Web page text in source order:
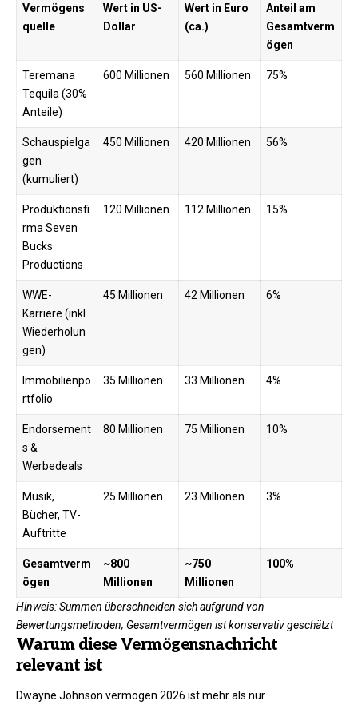
Vermögens
quelle
Wert in US-
Dollar
Wert in Euro
(ca.)
Anteil am
Gesamtverm
ögen
Teremana
Tequila (30%
Anteile)
600 Millionen 560 Millionen 75%
Schauspielga
gen
(kumuliert)
450 Millionen 420 Millionen 56%
Produktionsfi
rma Seven
Bucks
Productions
120 Millionen 112 Millionen 15%
WWE-
Karriere (inkl.
Wiederholun
gen)
45 Millionen 42 Millionen 6%
Immobilienpo
rtfolio
35 Millionen 33 Millionen 4%
Endorsement
s &
Werbedeals
80 Millionen 75 Millionen 10%
Musik,
Bücher, TV-
Auftritte
25 Millionen 23 Millionen 3%
Gesamtverm
ögen
~800
Millionen
~750
Millionen
100%
Hinweis: Summen überschneiden sich aufgrund von
Bewertungsmethoden; Gesamtvermögen ist konservativ geschätzt
Warum diese Vermögensnachricht
relevant ist
Dwayne Johnson vermögen 2026 ist mehr als nur